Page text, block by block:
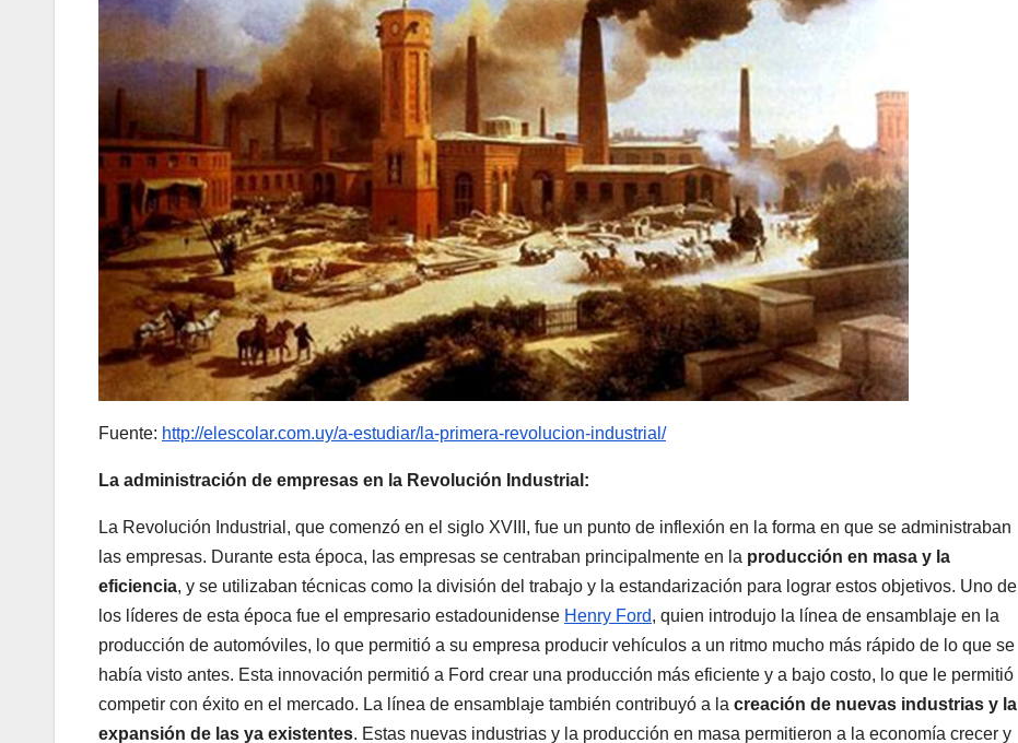
Fuente: http://elescolar.com.uy/a-estudiar/la-primera-revolucion-industrial/
La administración de empresas en la Revolución Industrial:
La Revolución Industrial, que comenzó en el siglo XVIII, fue un punto de inflexión en la forma en que se administraban
las empresas. Durante esta época, las empresas se centraban principalmente en la producción en masa y la
eficiencia, y se utilizaban técnicas como la división del trabajo y la estandarización para lograr estos objetivos. Uno de
los líderes de esta época fue el empresario estadounidense Henry Ford, quien introdujo la línea de ensamblaje en la
producción de automóviles, lo que permitió a su empresa producir vehículos a un ritmo mucho más rápido de lo que se
había visto antes. Esta innovación permitió a Ford crear una producción más eficiente y a bajo costo, lo que le permitió
competir con éxito en el mercado. La línea de ensamblaje también contribuyó a la creación de nuevas industrias y la
expansión de las ya existentes. Estas nuevas industrias y la producción en masa permitieron a la economía crecer y